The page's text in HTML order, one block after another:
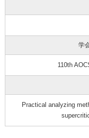
学
110th
Practical analyzing